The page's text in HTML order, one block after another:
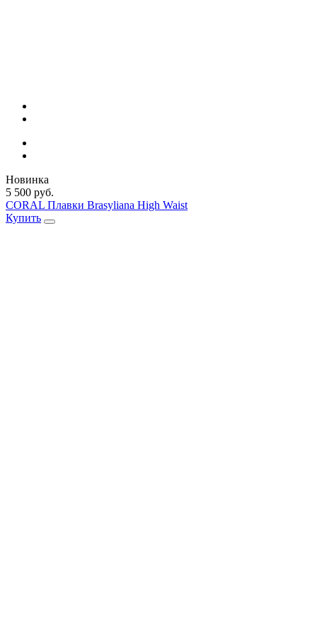
Новинка
5 500 руб.
CORAL Плавки Brasyliana High Waist
Купить